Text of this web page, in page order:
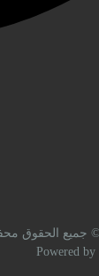
الحقوق
Powered